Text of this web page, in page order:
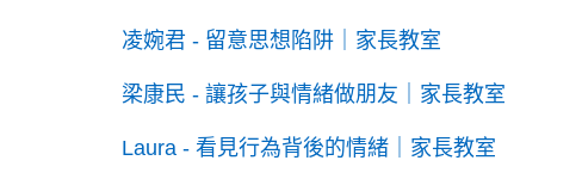
凌婉君 - 留意思想陷阱｜家長教室
梁康民 - 讓孩子與情緒做朋友｜家長教室
Laura - 看見行為背後的情緒｜家長教室